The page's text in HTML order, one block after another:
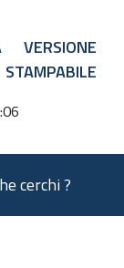
VERSIONE
STAMPABILE
cerchi ?